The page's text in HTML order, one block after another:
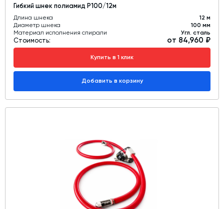
Гибкий шнек полиамид Р100/12м
Длина шнека
12 м
Диаметр шнека
100 мм
Материал исполнения спирали
Угл. сталь
Стоимость: от 84,960 ₽
Купить в 1 клик
Добавить в корзину